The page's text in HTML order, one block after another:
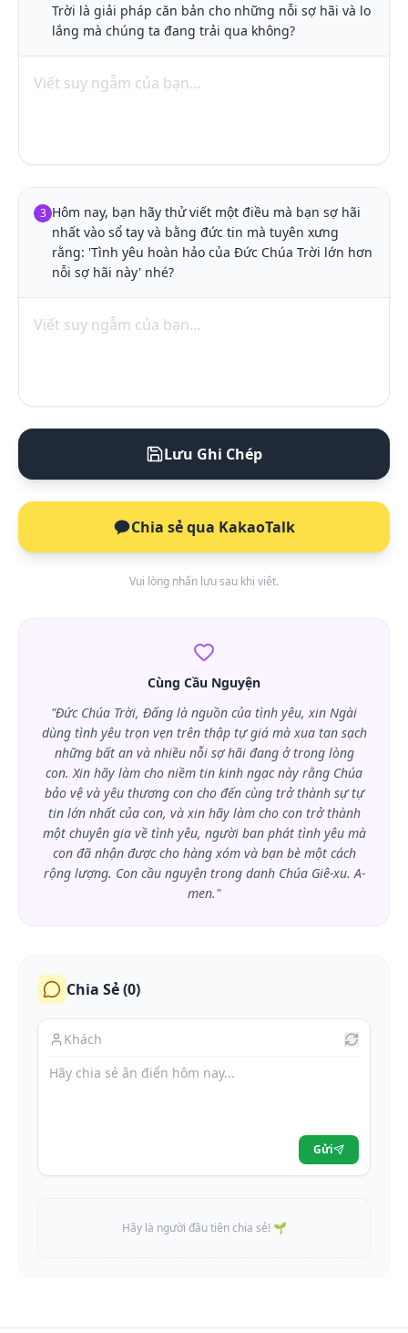
Trời là giải pháp căn bản cho những nỗi sợ hãi và lo
lắng mà chúng ta đang trải qua không?
3 Hôm nay, bạn hãy thử viết một điều mà bạn sợ hãi
nhất vào sổ tay và bằng đức tin mà tuyên xưng
rằng: 'Tình yêu hoàn hảo của Đức Chúa Trời lớn hơn
nỗi sợ hãi này' nhé?
Lưu Ghi Chép
Chia sẻ qua KakaoTalk
Vui lòng nhấn lưu sau khi viết.
Cùng Cầu Nguyện
"Đức Chúa Trời, Đấng là nguồn của tình yêu, xin Ngài
dùng tình yêu trọn vẹn trên thập tự giá mà xua tan sạch
những bất an và nhiều nỗi sợ hãi đang ở trong lòng
con. Xin hãy làm cho niềm tin kinh ngạc này rằng Chúa
bảo vệ và yêu thương con cho đến cùng trở thành sự tự
tin lớn nhất của con, và xin hãy làm cho con trở thành
một chuyên gia về tình yêu, người ban phát tình yêu mà
con đã nhận được cho hàng xóm và bạn bè một cách
rộng lượng. Con cầu nguyện trong danh Chúa Giê-xu. A-
men."
Chia Sẻ (0)
Gửi
Hãy là người đầu tiên chia sẻ! 🌱